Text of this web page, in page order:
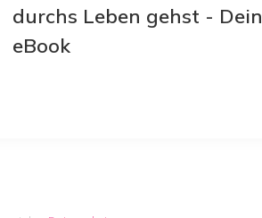
durchs Leben gehst - Dein
eBook